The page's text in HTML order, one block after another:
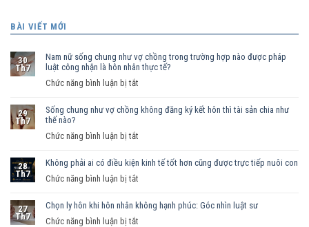
BÀI VIẾT MỚI
30
Th7
Nam nữ sống chung như vợ chồng trong trường hợp nào được pháp
luật công nhận là hôn nhân thực tế?
Chức năng bình luận bị tắt
nữ
vợ
trường
29
Th7
Sống chung như vợ chồng không đăng ký kết hôn thì tài sản chia như
thế nào?
Chức năng bình luận bị tắt
chung
chồng
28
Th7
Không phải ai có điều kiện kinh tế tốt hơn cũng được trực tiếp nuôi con
Chức năng bình luận bị tắt
phải
27
Th7
Chọn ly hôn khi hôn nhân không hạnh phúc: Góc nhìn luật sư
Chức năng bình luận bị tắt